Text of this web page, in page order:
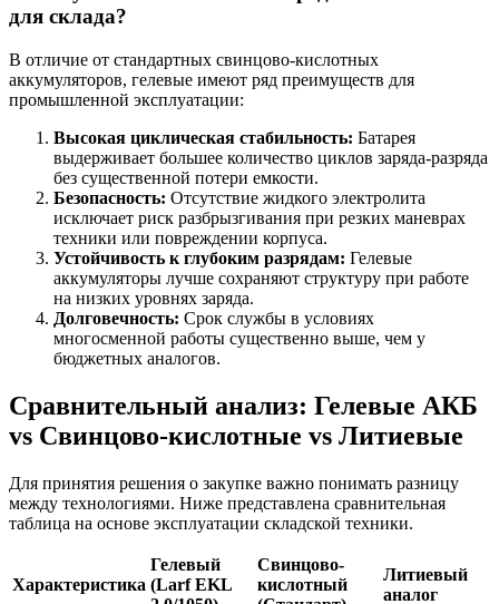
для склада?
В отличие от стандартных свинцово-кислотных
аккумуляторов, гелевые имеют ряд преимуществ для
промышленной эксплуатации:
Высокая циклическая стабильность: Батарея
выдерживает большее количество циклов заряда-разряда
без существенной потери емкости.
Безопасность: Отсутствие жидкого электролита
исключает риск разбрызгивания при резких маневрах
техники или повреждении корпуса.
Устойчивость к глубоким разрядам: Гелевые
аккумуляторы лучше сохраняют структуру при работе
на низких уровнях заряда.
Долговечность: Срок службы в условиях
многосменной работы существенно выше, чем у
бюджетных аналогов.
Сравнительный анализ: Гелевые АКБ
vs Свинцово-кислотные vs Литиевые
Для принятия решения о закупке важно понимать разницу
между технологиями. Ниже представлена сравнительная
таблица на основе эксплуатации складской техники.
Характеристика
Гелевый
(Larf EKL
Свинцово-
кислотный
Литиевый
аналог